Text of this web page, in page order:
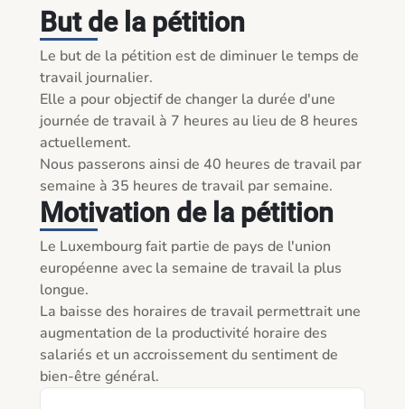
But de la pétition
Le but de la pétition est de diminuer le temps de
travail journalier.
Elle a pour objectif de changer la durée d'une
journée de travail à 7 heures au lieu de 8 heures
actuellement.
Nous passerons ainsi de 40 heures de travail par
semaine à 35 heures de travail par semaine.
Motivation de la pétition
Le Luxembourg fait partie de pays de l'union
européenne avec la semaine de travail la plus
longue.
La baisse des horaires de travail permettrait une
augmentation de la productivité horaire des
salariés et un accroissement du sentiment de
bien-être général.